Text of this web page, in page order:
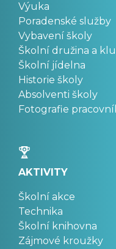
Výuka
Poradenské služby
Vybavení školy
Školní družina a
Školní jídelna
Historie školy
Absolventi školy
Fotografie
AKTIVITY
Školní akce
Technika
Školní knihovna
Zájmové kroužky